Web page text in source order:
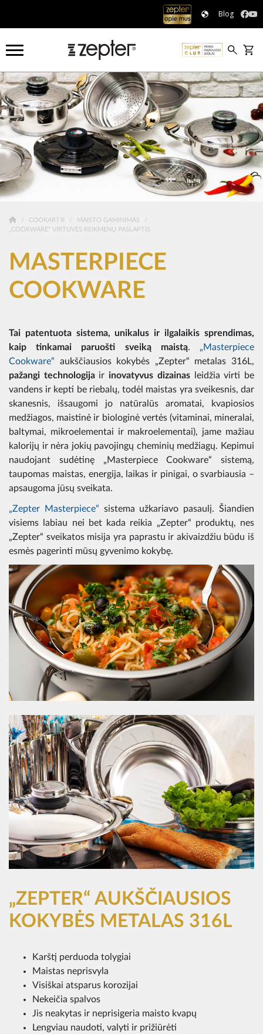
Blog
COOKART®
MAISTO GAMINIMAS
„COOKWARE“ VIRTUVĖS REIKMENŲ PASLAPTIS
MASTERPIECE
COOKWARE
Tai patentuota sistema, unikalus ir ilgalaikis sprendimas,
kaip tinkamai paruošti sveiką maistą. „Masterpiece
Cookware“ aukščiausios kokybės „Zepter“ metalas 316L,
pažangi technologijairinovatyvus dizainasleidžia virti be
vandens ir kepti be riebalų, todėl maistas yra sveikesnis, dar
skanesnis, išsaugomi jo natūralūs aromatai, kvapiosios
medžiagos, maistinė ir biologinė vertės (vitaminai, mineralai,
baltymai, mikroelementai ir makroelementai), jame mažiau
kalorijų ir nėra jokių pavojingų cheminių medžiagų. Kepimui
naudojant sudėtinę „Masterpiece Cookware“ sistemą,
taupomas maistas, energija, laikas ir pinigai, o svarbiausia –
apsaugoma jūsų sveikata.
„Zepter Masterpiece“ sistema užkariavo pasaulį. Šiandien
visiems labiau nei bet kada reikia „Zepter“ produktų, nes
„Zepter“ sveikatos misija yra paprastu ir akivaizdžiu būdu iš
esmės pagerinti mūsų gyvenimo kokybę.
„ZEPTER“ AUKŠČIAUSIOS
KOKYBĖS METALAS 316L
Karštį perduoda tolygiai
Maistas neprisvyla
Visiškai atsparus korozijai
Nekeičia spalvos
Jis neakytas ir neprisigeria maisto kvapų
Lengviau naudoti, valyti ir prižiūrėti